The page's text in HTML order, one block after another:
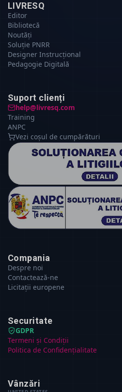
LIVRESQ
Editor
Bibliotecă
Noutăți
Soluție PNRR
Designer Instrucțional
Pedagogie Digitală
Suport clienți
help@livresq.com
Training
ANPC
Vezi coșul de cumpărături
Compania
Despre noi
Contactează-ne
Licitații europene
Securitate
GDPR
Termeni și Condiții
Politica de Confidențialitate
Vânzări